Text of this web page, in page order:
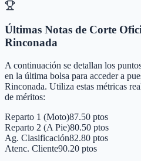
Últimas Notas de Corte
Rinconada
A continuación se detallan los
en la última bolsa para acceder a
Rinconada. Utiliza estas métricas
de méritos:
Reparto 1 (Moto)87.50 ptos
Reparto 2 (A Pie)80.50 ptos
Ag. Clasificación82.80 ptos
Atenc. Cliente90.20 ptos